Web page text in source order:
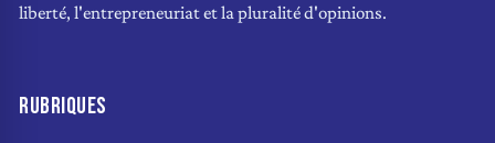
liberté, l'entrepreneuriat et la pluralité d'opinions.
RUBRIQUES